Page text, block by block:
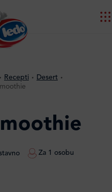
Recepti
Desert
Za 1 osobu